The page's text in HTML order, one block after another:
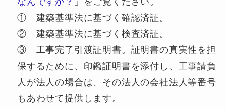
① 建築基準法に基づく確認済証。
② 建築基準法に基づく検査済証。
③ 工事完了引渡証明書。証明書の真実性を担
保するために、印鑑証明書を添付し、工事請負
人が法人の場合は、その法人の会社法人等番号
もあわせて提供します。